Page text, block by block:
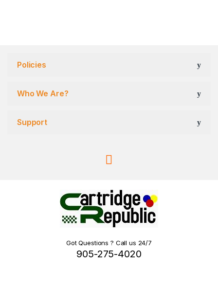
Policies
Who We Are?
Support
Got Questions ? Call us 24/7
905-275-4020